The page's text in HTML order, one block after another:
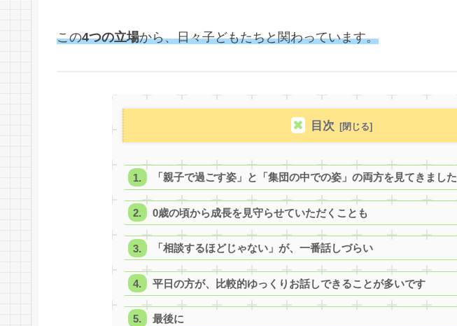
この4つの立場から、日々子どもたちと関わっています。
目次
「親子で過ごす姿」と「集団の中での姿」の両方を見てきました
0歳の頃から成長を見守らせていただくことも
「相談するほどじゃない」が、一番話しづらい
平日の方が、比較的ゆっくりお話しできることが多いです
最後に